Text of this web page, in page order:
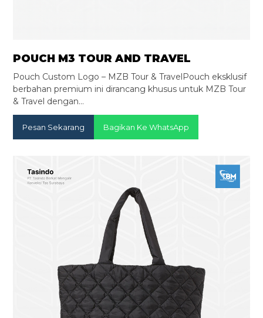
POUCH M3 TOUR AND TRAVEL
Pouch Custom Logo – MZB Tour & TravelPouch eksklusif
berbahan premium ini dirancang khusus untuk MZB Tour
& Travel dengan…
Pesan Sekarang Bagikan Ke WhatsApp